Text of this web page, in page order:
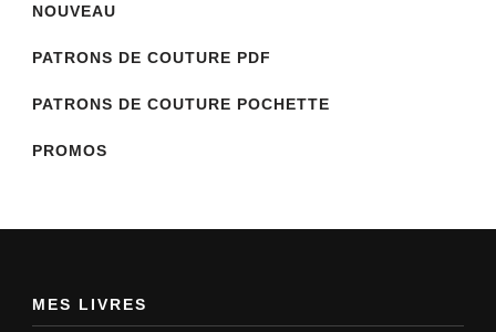
NOUVEAU
PATRONS DE COUTURE PDF
PATRONS DE COUTURE POCHETTE
PROMOS
MES LIVRES